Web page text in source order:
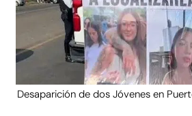
Desaparición de dos Jóvenes en